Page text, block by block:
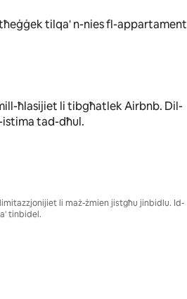
tilqa' n-nies fl-appartament
ħlasijiet li tibgħatlek Airbnb. Dil-
tad-dħul.
li maż-żmien jistgħu jinbidlu. Id-
tinbidel.